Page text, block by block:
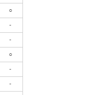
○
-
-
○
-
-